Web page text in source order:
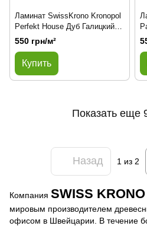
Ламинат SwissKrono Kronopol
Perfekt House Дуб Галицкий
3148
550 грн/м²
Купить
Показать еще
Назад 1 из 2
Компания SWISS KRONO
мировым производителем
офисом в Швейцарии. В течение